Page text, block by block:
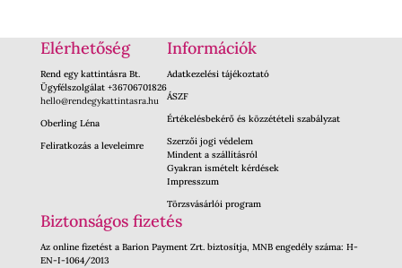
Elérhetőség
Rend egy kattintásra Bt.
Ügyfélszolgálat +36706701826
hello@rendegykattintasra.hu
Oberling Léna
Feliratkozás a leveleimre
Információk
Adatkezelési tájékoztató
ÁSZF
Értékelésbekérő és közzétételi szabályzat
Szerzői jogi védelem
Mindent a szállításról
Gyakran ismételt kérdések
Impresszum
Törzsvásárlói program
Biztonságos fizetés
Az online fizetést a Barion Payment Zrt. biztosítja, MNB engedély száma: H-
EN-I-1064/2013